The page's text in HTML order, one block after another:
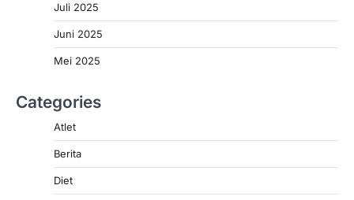
Juli 2025
Juni 2025
Mei 2025
Categories
Atlet
Berita
Diet